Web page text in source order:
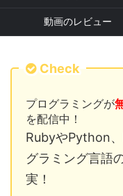
動画のレビュー
Check
プログラミングが
を配信中！
RubyやPython
グラミング言語
実！